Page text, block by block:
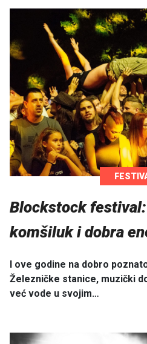
Blockstock
komšiluk i dobra
I ove godine na dobro
Železničke stanice, muzički
već vode u svojim…